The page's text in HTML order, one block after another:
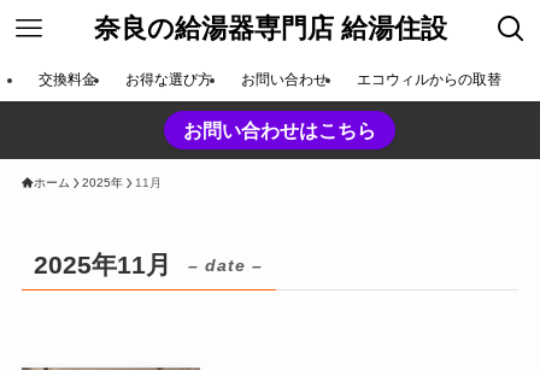
奈良の給湯器専門店 給湯住設
交換料金 お得な選び方 お問い合わせ エコウィルからの取替
お問い合わせはこちら
ホーム 2025年 11月
2025年11月 – date –